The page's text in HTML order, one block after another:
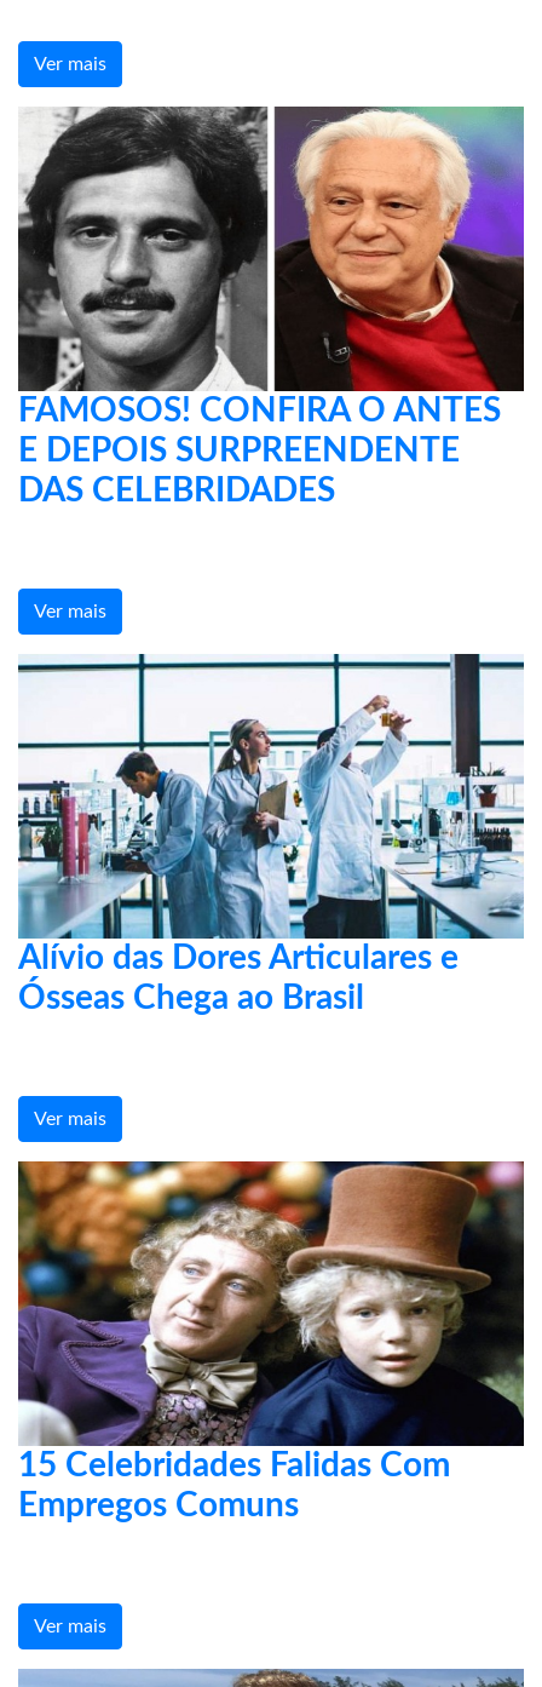
Ver mais
FAMOSOS! CONFIRA O ANTES
E DEPOIS SURPREENDENTE
DAS CELEBRIDADES
Ver mais
Alívio das Dores Articulares e
Ósseas Chega ao Brasil
Ver mais
15 Celebridades Falidas Com
Empregos Comuns
Ver mais